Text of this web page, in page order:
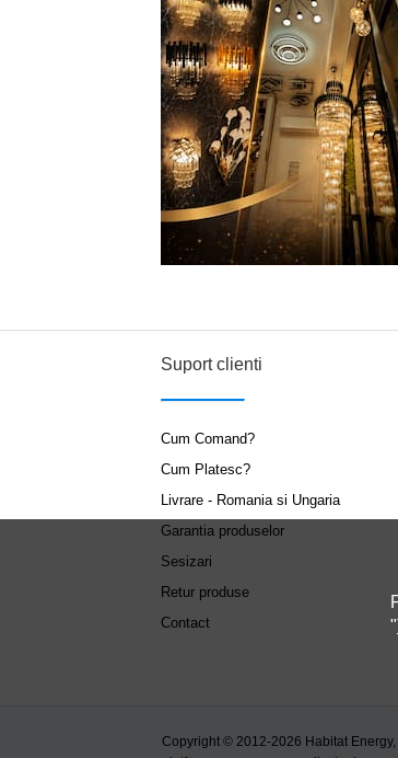
Suport clienti
Cum Comand?
Cum Platesc?
Livrare - Romania si Ungaria
Garantia produselor
Sesizari
Retur produse
Contact
Copyright © 2012-2026 Habitat
"